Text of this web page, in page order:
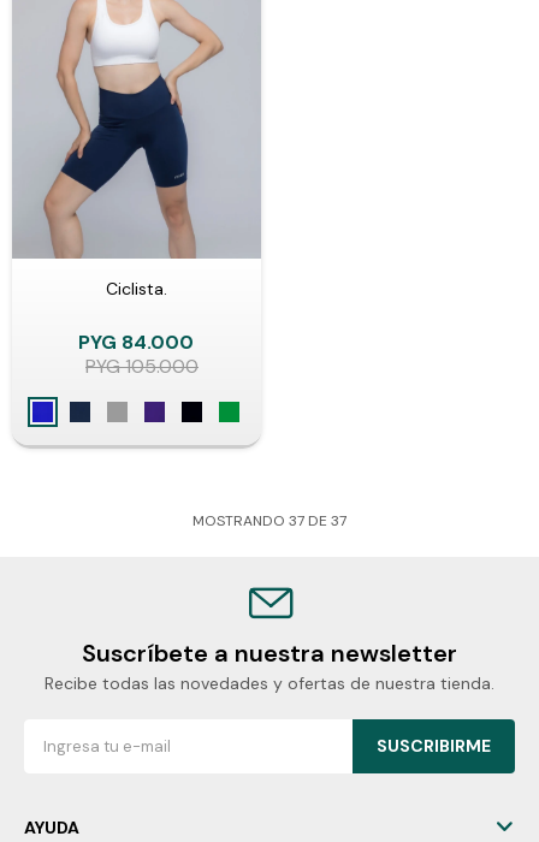
Ciclista.
PYG 84.000
PYG105.000
MOSTRANDO 37 DE 37
Suscríbete a nuestra newsletter
Recibe todas las novedades y ofertas de nuestra tienda.
SUSCRIBIRME
AYUDA